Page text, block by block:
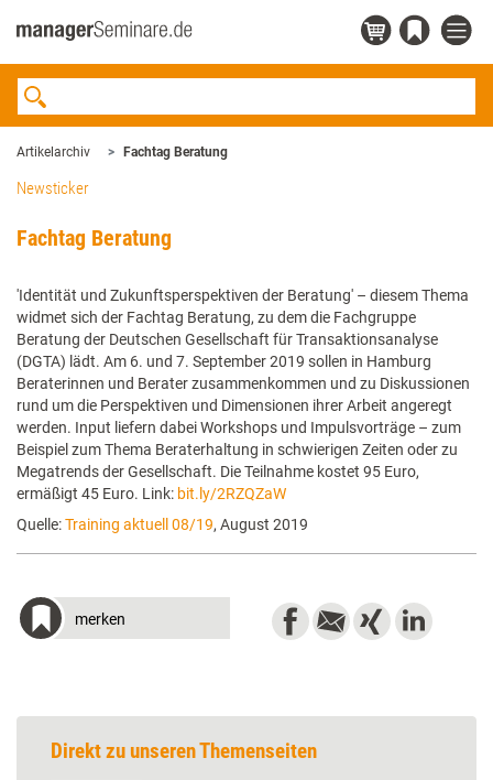
Artikelarchiv Fachtag Beratung
Newsticker
Fachtag Beratung
'Identität und Zukunftsperspektiven der Beratung' – diesem Thema
widmet sich der Fachtag Beratung, zu dem die Fachgruppe
Beratung der Deutschen Gesellschaft für Transaktionsanalyse
(DGTA) lädt. Am 6. und 7. September 2019 sollen in Hamburg
Beraterinnen und Berater zusammenkommen und zu Diskussionen
rund um die Perspektiven und Dimensionen ihrer Arbeit angeregt
werden. Input liefern dabei Workshops und Impulsvorträge – zum
Beispiel zum Thema Beraterhaltung in schwierigen Zeiten oder zu
Megatrends der Gesellschaft. Die Teilnahme kostet 95 Euro,
ermäßigt 45 Euro. Link: bit.ly/2RZQZaW
Quelle:Training aktuell 08/19, August 2019
merken
Direkt zu unseren Themenseiten